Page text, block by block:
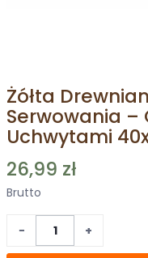
Żółta
Serwowania –
Uchwytami
26,99 zł
Brutto
− +